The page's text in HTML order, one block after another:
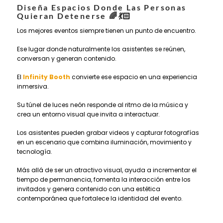
Diseña Espacios Donde Las Personas
Quieran Detenerse 🌈💃🏻
Los mejores eventos siempre tienen un punto de encuentro.
Ese lugar donde naturalmente los asistentes se reúnen,
conversan y generan contenido.
El Infinity Booth convierte ese espacio en una experiencia
inmersiva.
Su túnel de luces neón responde al ritmo de la música y
crea un entorno visual que invita a interactuar.
Los asistentes pueden grabar videos y capturar fotografías
en un escenario que combina iluminación, movimiento y
tecnología.
Más allá de ser un atractivo visual, ayuda a incrementar el
tiempo de permanencia, fomenta la interacción entre los
invitados y genera contenido con una estética
contemporánea que fortalece la identidad del evento.